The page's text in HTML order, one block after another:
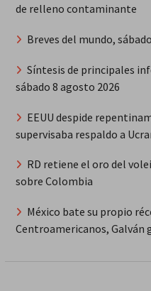
de relleno contaminante
Breves del mundo,
Síntesis de principales
sábado 8 agosto 2026
EEUU despide
supervisaba respaldo a
RD retiene el oro del
sobre Colombia
México bate su propio
Centroamericanos, Galván